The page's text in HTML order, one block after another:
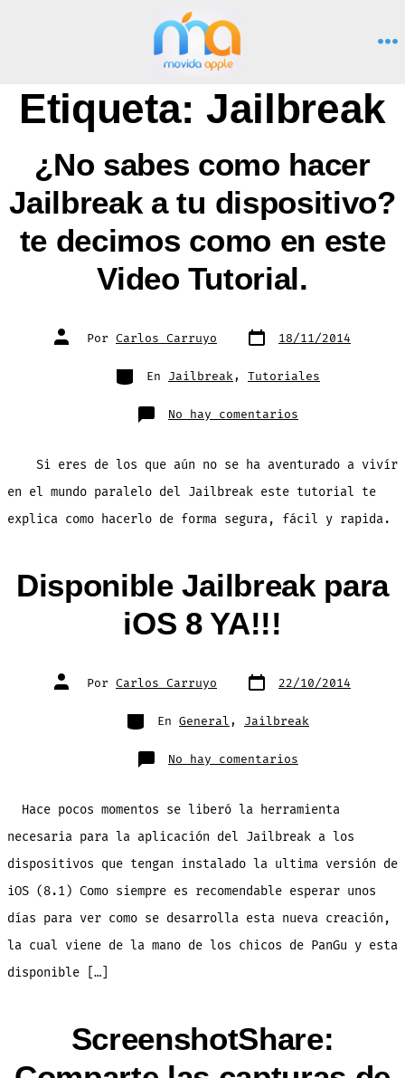
Etiqueta: Jailbreak
¿No sabes como hacer
Jailbreak a tu dispositivo?
te decimos como en este
Video Tutorial.
Autor
de Por Carlos Carruyo Fecha
de 18/11/2014
Categorías
En Jailbreak, Tutoriales
No hay comentarios
¿No
hacer
Jailbreak
tu
dispositivo?
te
decimos
Tutorial.
Si eres de los que aún no se ha aventurado a vivír
en el mundo paralelo del Jailbreak este tutorial te
explica como hacerlo de forma segura, fácil y rapida.
Disponible Jailbreak para
iOS 8 YA!!!
Autor
de Por Carlos Carruyo Fecha
de 22/10/2014
Categorías
En General , Jailbreak
No hay comentarios
Disponible
iOS
8
Hace pocos momentos se liberó la herramienta
necesaria para la aplicación del Jailbreak a los
dispositivos que tengan instalado la ultima versión de
iOS (8.1) Como siempre es recomendable esperar unos
días para ver como se desarrolla esta nueva creación,
la cual viene de la mano de los chicos de PanGu y esta
disponible […]
ScreenshotShare: